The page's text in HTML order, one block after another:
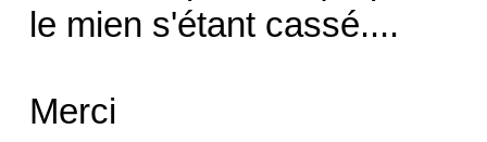
le mien s'étant cassé....
Merci